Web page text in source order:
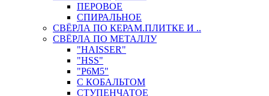
ПЕРОВОЕ
СПИРАЛЬНОЕ
СВЁРЛА ПО КЕРАМ.ПЛИТКЕ И ..
СВЁРЛА ПО МЕТАЛЛУ
"HAISSER"
"HSS"
"Р6М5"
С КОБАЛЬТОМ
СТУПЕНЧАТОЕ